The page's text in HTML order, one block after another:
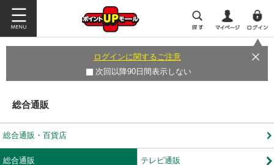
ログインに関するご注意
次回以降90日間表示しない
総合通販
総合通販・百貨店
総合通販 テレビ通販